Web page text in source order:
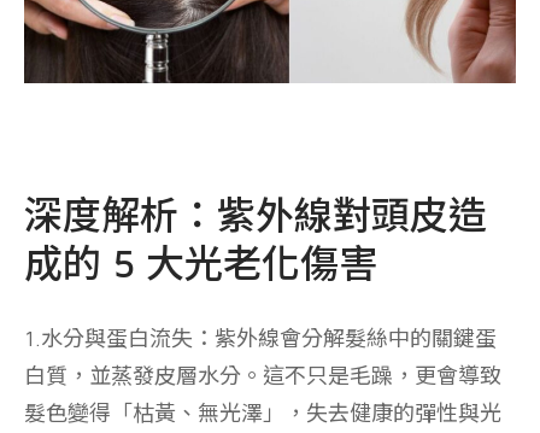
深度解析：紫外線對頭皮造
成的 5 大光老化傷害
1.水分與蛋白流失： 紫外線會分解髮絲中的關鍵蛋
白質，並蒸發皮層水分。這不只是毛躁，更會導致
髮色變得「枯黃、無光澤」，失去健康的彈性與光